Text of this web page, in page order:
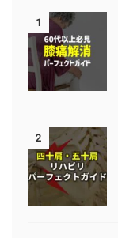
1
2